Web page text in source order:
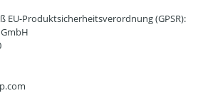
EU-Produktsicherheitsverordnung (GPSR):